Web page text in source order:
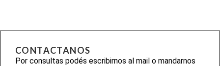
CONTACTANOS
Por consultas podés escribirnos al mail o mandarnos